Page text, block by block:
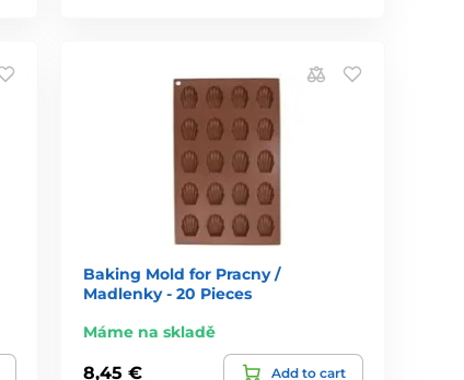
Baking Mold for Pracny /
Madlenky - 20 Pieces
Máme na skladě
8,45 € Add to cart